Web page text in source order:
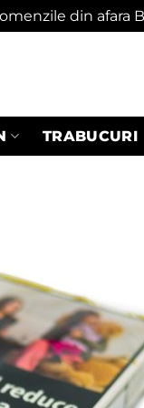
din afara
TRABUCURI